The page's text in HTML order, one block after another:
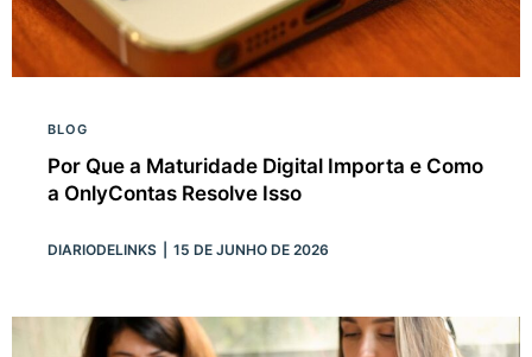
BLOG
Por Que a Maturidade Digital Importa e Como
a OnlyContas Resolve Isso
DIARIODELINKS 15 DE JUNHO DE 2026